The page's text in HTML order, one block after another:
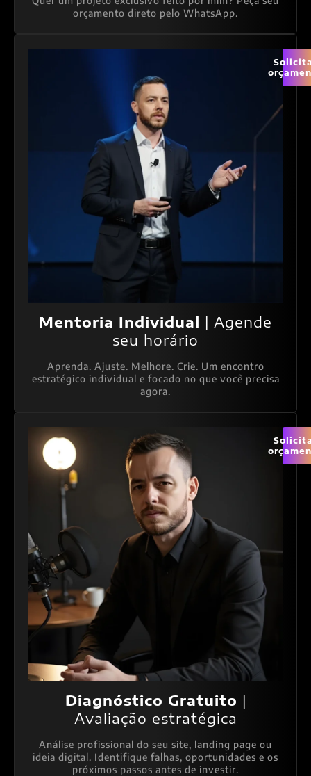
orçamento direto pelo WhatsApp.
Mentoria Individual | Agende
seu horário
Aprenda. Ajuste. Melhore. Crie. Um encontro
estratégico individual e focado no que você precisa
agora.
Diagnóstico Gratuito |
Avaliação estratégica
Análise profissional do seu site, landing page ou
ideia digital. Identifique falhas, oportunidades e os
próximos passos antes de investir.